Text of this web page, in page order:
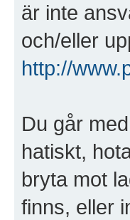
är inte
och/eller
http://
Du går
hatiskt,
bryta mot
finns, eller